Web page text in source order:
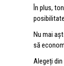
În plus,
Nu mai
să
Alegeți